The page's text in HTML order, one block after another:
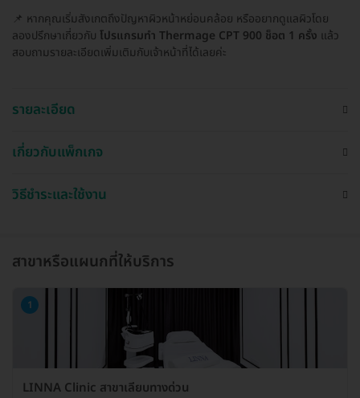
📌 หากคุณเริ่มสังเกตถึงปัญหาผิวหน้าหย่อนคล้อย หรืออยากดูแลผิวโดย
ลองปรึกษาเกี่ยวกับ โปรแกรมทำ Thermage CPT 900 ช็อต 1 ครั้ง แล้ว
สอบถามรายละเอียดเพิ่มเติมกับเจ้าหน้าที่ได้เลยค่ะ
รายละเอียด
เกี่ยวกับแพ็กเกจ
วิธีชำระและใช้งาน
สาขาหรือแผนกที่ให้บริการ
1
LINNA Clinic สาขาเลียบทางด่วน